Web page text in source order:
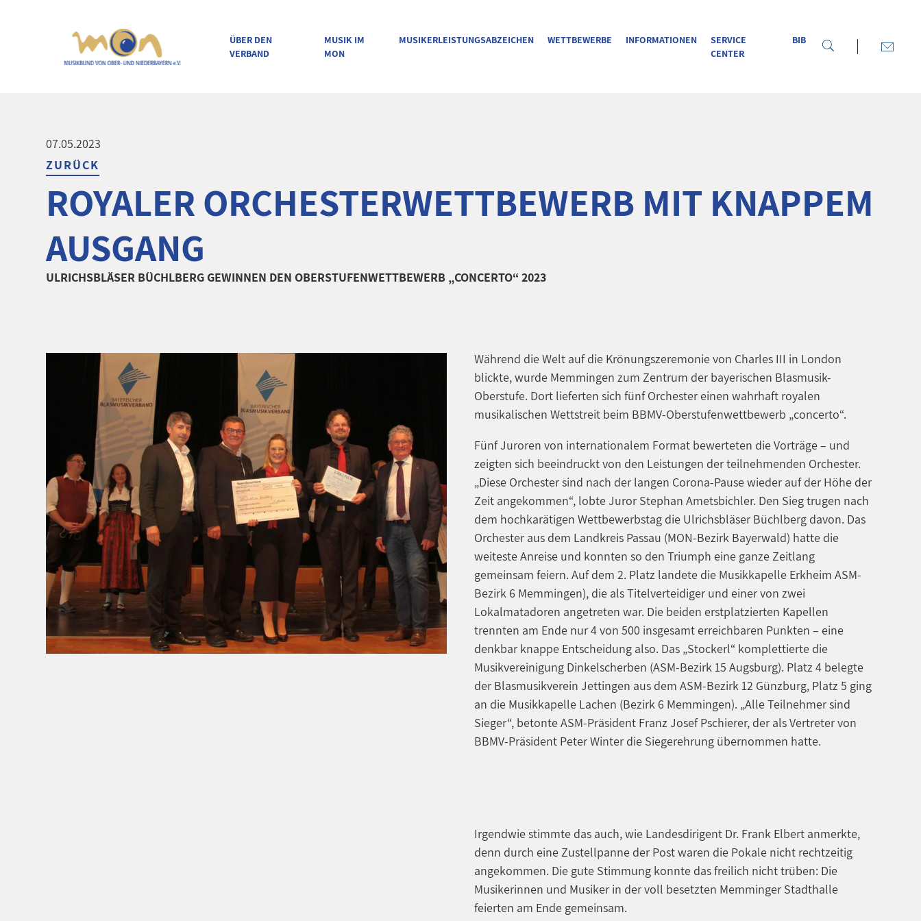
ÜBER DEN
VERBAND
MUSIK IM
MON
MUSIKERLEISTUNGSABZEICHEN WETTBEWERBE INFORMATIONEN
SERVICE
CENTER
BIB
07.05.2023
ZURÜCK
ROYALER ORCHESTERWETTBEWERB MIT KNAPPEM
AUSGANG
ULRICHSBLÄSER BÜCHLBERG GEWINNEN DEN OBERSTUFENWETTBEWERB „CONCERTO“ 2023
Während die Welt auf die Krönungszeremonie von Charles III in London
blickte, wurde Memmingen zum Zentrum der bayerischen Blasmusik-
Oberstufe. Dort lieferten sich fünf Orchester einen wahrhaft royalen
musikalischen Wettstreit beim BBMV-Oberstufenwettbewerb „concerto“.
Fünf Juroren von internationalem Format bewerteten die Vorträge – und
zeigten sich beeindruckt von den Leistungen der teilnehmenden Orchester.
„Diese Orchester sind nach der langen Corona-Pause wieder auf der Höhe der
Zeit angekommen“, lobte Juror Stephan Ametsbichler. Den Sieg trugen nach
dem hochkarätigen Wettbewerbstag die Ulrichsbläser Büchlberg davon. Das
Orchester aus dem Landkreis Passau (MON-Bezirk Bayerwald) hatte die
weiteste Anreise und konnten so den Triumph eine ganze Zeitlang
gemeinsam feiern. Auf dem 2. Platz landete die Musikkapelle Erkheim ASM-
Bezirk 6 Memmingen), die als Titelverteidiger und einer von zwei
Lokalmatadoren angetreten war. Die beiden erstplatzierten Kapellen
trennten am Ende nur 4 von 500 insgesamt erreichbaren Punkten – eine
denkbar knappe Entscheidung also. Das „Stockerl“ komplettierte die
Musikvereinigung Dinkelscherben (ASM-Bezirk 15 Augsburg). Platz 4 belegte
der Blasmusikverein Jettingen aus dem ASM-Bezirk 12 Günzburg, Platz 5 ging
an die Musikkapelle Lachen (Bezirk 6 Memmingen). „Alle Teilnehmer sind
Sieger“, betonte ASM-Präsident Franz Josef Pschierer, der als Vertreter von
BBMV-Präsident Peter Winter die Siegerehrung übernommen hatte.
Irgendwie stimmte das auch, wie Landesdirigent Dr. Frank Elbert anmerkte,
denn durch eine Zustellpanne der Post waren die Pokale nicht rechtzeitig
angekommen. Die gute Stimmung konnte das freilich nicht trüben: Die
Musikerinnen und Musiker in der voll besetzten Memminger Stadthalle
feierten am Ende gemeinsam.